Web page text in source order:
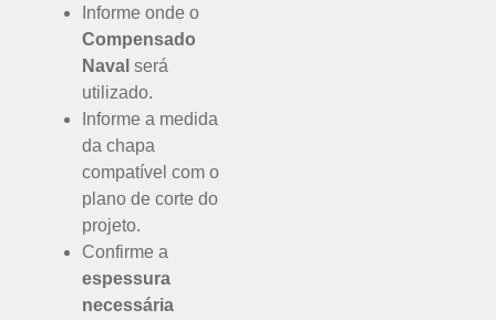
Informe onde o
Compensado
Naval será
utilizado.
Informe a medida
da chapa
compatível com o
plano de corte do
projeto.
Confirme a
espessura
necessária